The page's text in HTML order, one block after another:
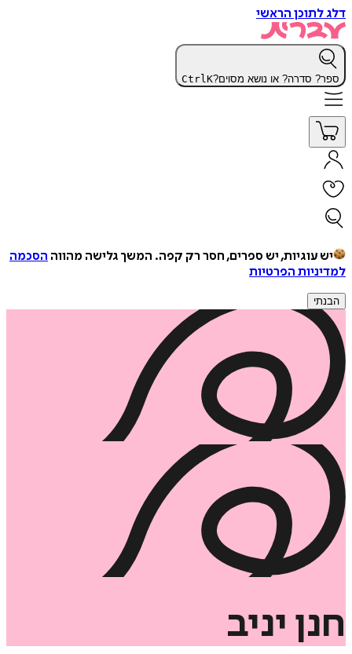
דלג לתוכן הראשי
ספר? סדרה? או נושא מסוים? CtrlK
יש עוגיות, יש ספרים, חסר רק קפה. המשך גלישה מהווה הסכמה
למדיניות הפרטיות
הבנתי
חנן יניב